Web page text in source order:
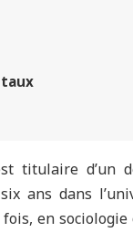
titulaire d’un
ans dans
en